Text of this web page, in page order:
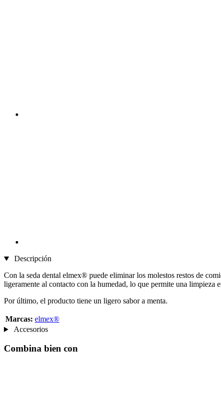
Descripción
Con la seda dental elmex® puede eliminar los molestos restos de
ligeramente al contacto con la humedad, lo que permite una limpieza
Por último, el producto tiene un ligero sabor a menta.
Marcas: elmex®
Accesorios
Combina bien con